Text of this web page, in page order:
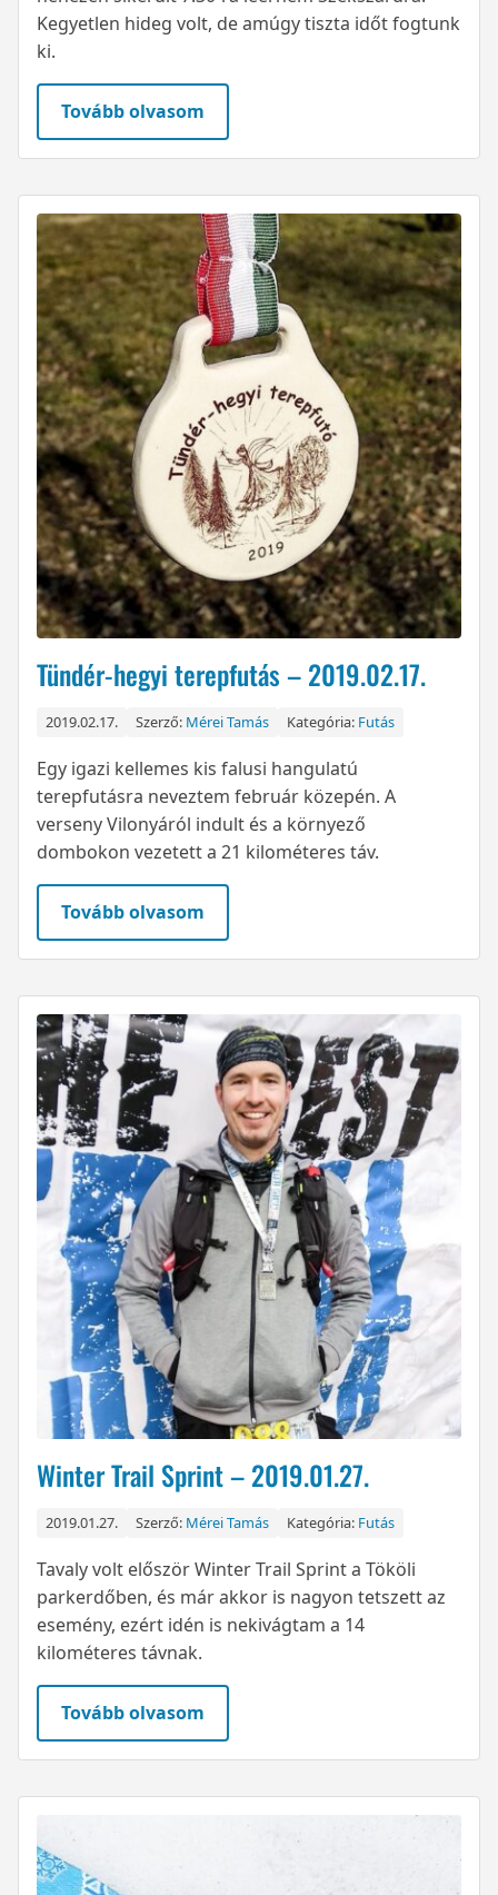
Kegyetlen hideg volt, de amúgy tiszta időt fogtunk
ki.
Tovább olvasom
Tündér-hegyi terepfutás – 2019.02.17.
2019.02.17. Szerző: Mérei Tamás Kategória: Futás
Egy igazi kellemes kis falusi hangulatú
terepfutásra neveztem február közepén. A
verseny Vilonyáról indult és a környező
dombokon vezetett a 21 kilométeres táv.
Tovább olvasom
Winter Trail Sprint – 2019.01.27.
2019.01.27. Szerző: Mérei Tamás Kategória: Futás
Tavaly volt először Winter Trail Sprint a Tököli
parkerdőben, és már akkor is nagyon tetszett az
esemény, ezért idén is nekivágtam a 14
kilométeres távnak.
Tovább olvasom